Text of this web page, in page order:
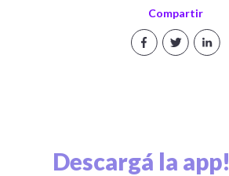
Compartir
Descargá la app!